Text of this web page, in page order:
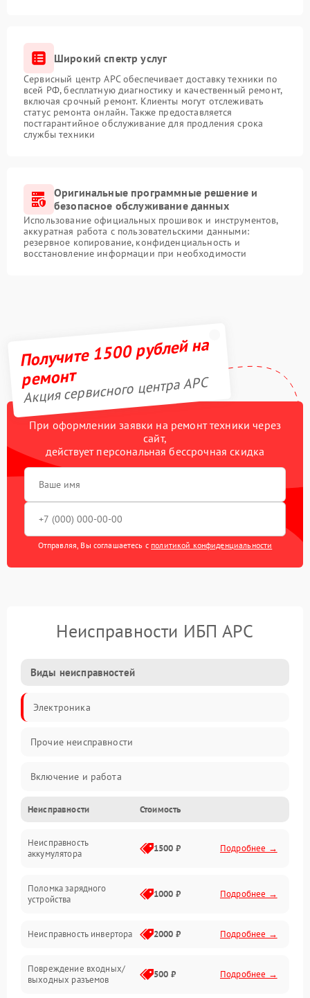
Широкий спектр услуг
Сервисный центр APC обеспечивает доставку техники по
всей РФ, бесплатную диагностику и качественный ремонт,
включая срочный ремонт. Клиенты могут отслеживать
статус ремонта онлайн. Также предоставляется
постгарантийное обслуживание для продления срока
службы техники
Оригинальные программные решение и
безопасное обслуживание данных
Использование официальных прошивок и инструментов,
аккуратная работа с пользовательскими данными:
резервное копирование, конфиденциальность и
восстановление информации при необходимости
Получите 1500 рублей на
ремонт
Акция сервисного центра APC
При оформлении заявки на ремонт техники через
сайт,
действует персональная бессрочная скидка
Отправляя, Вы соглашаетесь с политикой конфиденциальности
Неисправности ИБП APC
Виды неисправностей
Электроника
Прочие неисправности
Включение и работа
Работа с нагрузкой
Звук и индикация
Механические повреждения
Неисправности Стоимость
Неисправность
аккумулятора
1500 ₽ Подробнее →
Поломка зарядного
устройства
1000 ₽ Подробнее →
Неисправность инвертора 2000 ₽ Подробнее →
Повреждение входных/
выходных разъемов
500 ₽ Подробнее →